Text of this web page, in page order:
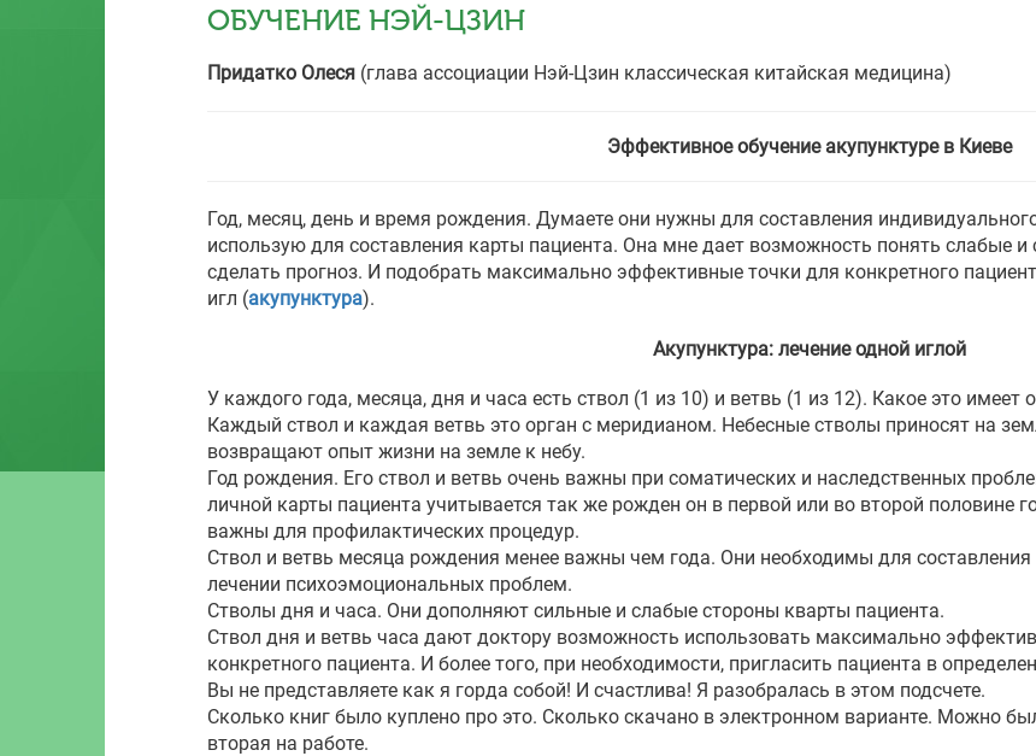
ОБУЧЕНИЕ НЭЙ-ЦЗИН
Придатко Олеся (глава ассоциации Нэй-Цзин классическая китайская медицина)
Эффективное обучение акупунктуре в Киеве
Год, месяц, день и время рождения. Думаете они нужны для составления
использую для составления карты пациента. Она мне дает возможность понять слабые
сделать прогноз. И подобрать максимально эффективные точки для конкретного
игл (акупунктура).
Акупунктура: лечение одной иглой
У каждого года, месяца, дня и часа есть ствол (1 из 10) и ветвь (1 из 12). Какое это
Каждый ствол и каждая ветвь это орган с меридианом. Небесные стволы приносят на
возвращают опыт жизни на земле к небу.
Год рождения. Его ствол и ветвь очень важны при соматических и наследственных
личной карты пациента учитывается так же рожден он в первой или во второй половине
важны для профилактических процедур.
Ствол и ветвь месяца рождения менее важны чем года. Они необходимы для
лечении психоэмоциональных проблем.
Стволы дня и часа. Они дополняют сильные и слабые стороны кварты пациента.
Ствол дня и ветвь часа дают доктору возможность использовать максимально
конкретного пациента. И более того, при необходимости, пригласить пациента в
Вы не представляете как я горда собой! И счастлива! Я разобралась в этом подсчете.
Сколько книг было куплено про это. Сколько скачано в электронном варианте. Можно
вторая на работе.